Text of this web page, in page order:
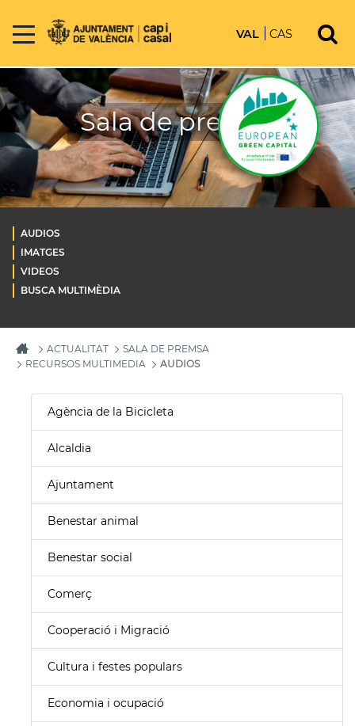
VAL CAS
Sala de premsa
AUDIOS
IMATGES
VIDEOS
BUSCA MULTIMÈDIA
ACTUALITAT
SALA DE PREMSA
RECURSOS MULTIMEDIA
AUDIOS
Agència de la Bicicleta
Alcaldia
Ajuntament
Benestar animal
Benestar social
Comerç
Cooperació i Migració
Cultura i festes populars
Economia i ocupació